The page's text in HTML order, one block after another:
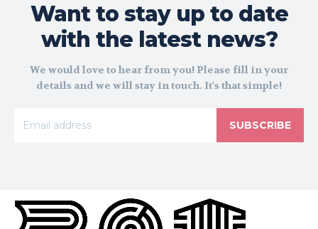
Want to stay up to date
with the latest news?
We would love to hear from you! Please fill in your
details and we will stay in touch. It's that simple!
SUBSCRIBE